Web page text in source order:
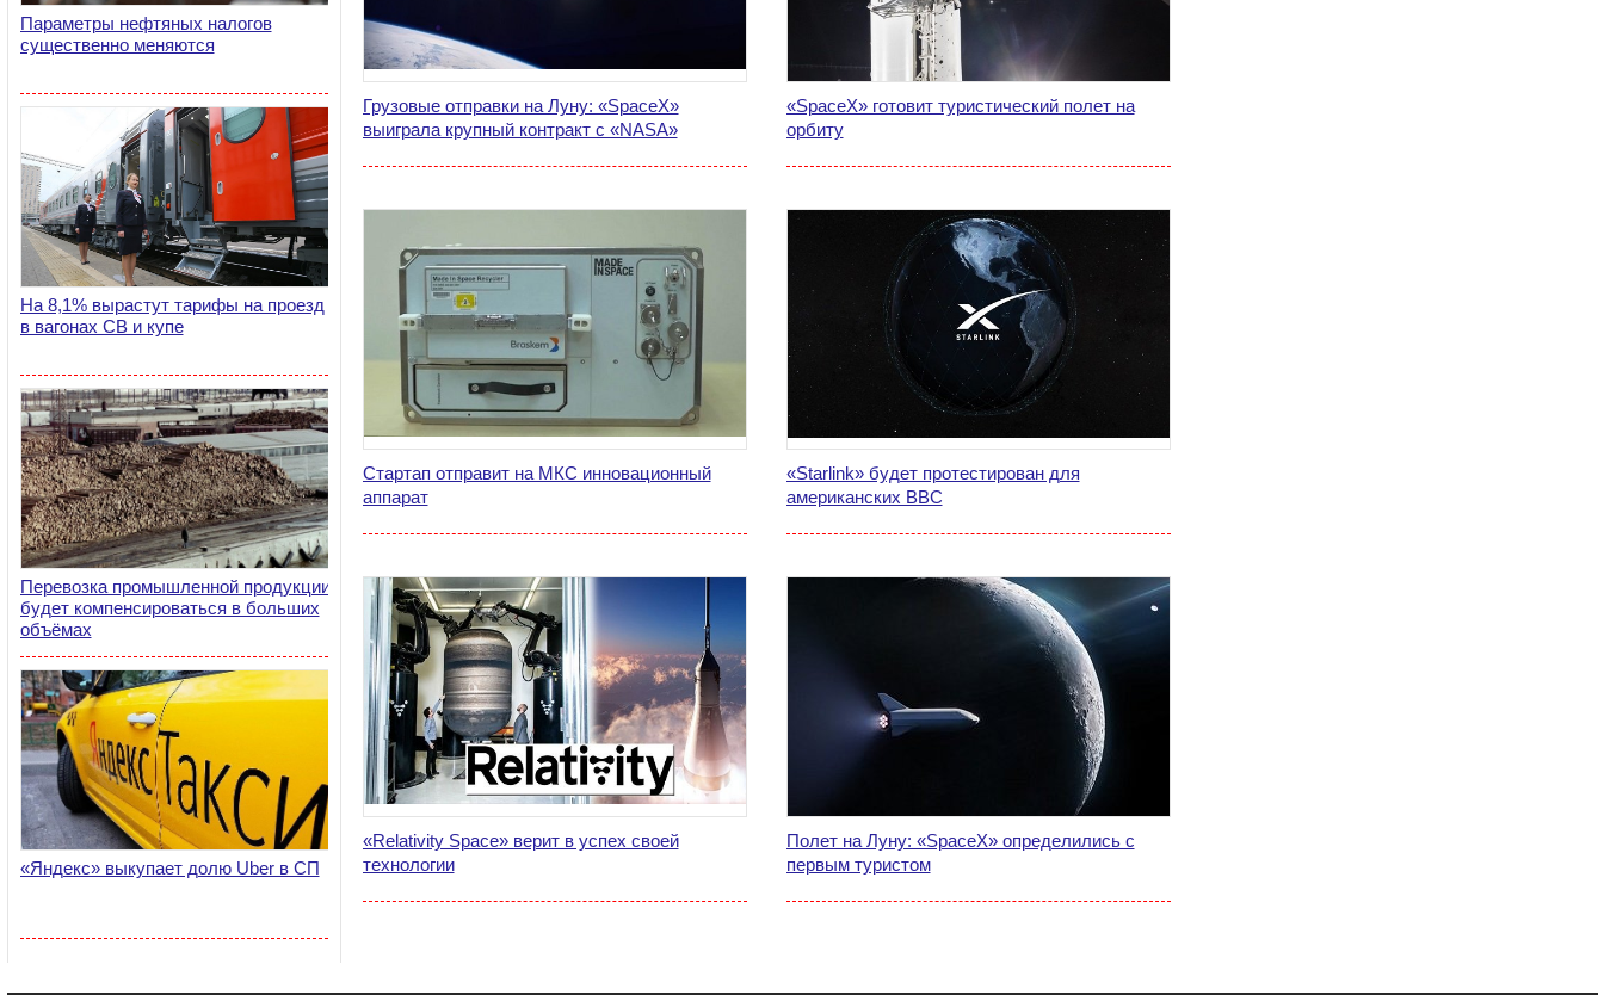
Параметры нефтяных налогов
существенно меняются
На 8,1% вырастут тарифы на проезд
в вагонах СВ и купе
Перевозка промышленной продукции
будет компенсироваться в больших
объёмах
«Яндекс» выкупает долю Uber в СП
Грузовые отправки на Луну: «SpaceX»
выиграла крупный контракт с «NASA»
«SpaceX» готовит туристический полет на
орбиту
Стартап отправит на МКС инновационный
аппарат
«Starlink» будет протестирован для
американских ВВС
«Relativity Space» верит в успех своей
технологии
Полет на Луну: «SpaceX» определились с
первым туристом